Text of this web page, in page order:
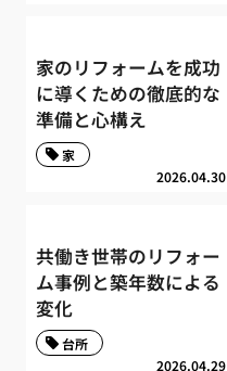
家のリフォームを成功
に導くための徹底的な
準備と心構え
2026.04.30
家
共働き世帯のリフォー
ム事例と築年数による
変化
2026.04.29
台所